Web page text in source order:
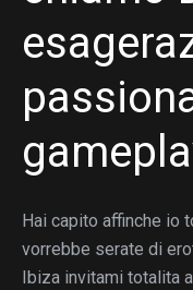
Hai capito affinche io
vorrebbe serate di
Ibiza invitami totalita